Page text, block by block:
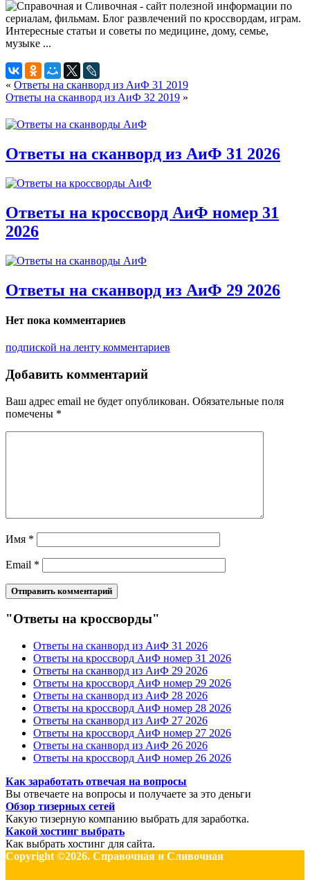
« Ответы на сканворд из АиФ 31 2019
Ответы на сканворд из АиФ 32 2019 »
Ответы на сканворд из АиФ 31 2026
Ответы на кроссворд АиФ номер 31
2026
Ответы на сканворд из АиФ 29 2026
Нет пока комментариев
подпиской на ленту комментариев
Добавить комментарий
Ваш адрес email не будет опубликован. Обязательные поля
помечены *
Имя *
Email *
"Ответы на кроссворды"
Ответы на сканворд из АиФ 31 2026
Ответы на кроссворд АиФ номер 31 2026
Ответы на сканворд из АиФ 29 2026
Ответы на кроссворд АиФ номер 29 2026
Ответы на сканворд из АиФ 28 2026
Ответы на кроссворд АиФ номер 28 2026
Ответы на сканворд из АиФ 27 2026
Ответы на кроссворд АиФ номер 27 2026
Ответы на сканворд из АиФ 26 2026
Ответы на кроссворд АиФ номер 26 2026
Как заработать отвечая на вопросы
Вы отвечаете на вопросы и получаете за это деньги
Обзор тизерных сетей
Какую тизерную компанию выбрать для заработка.
Какой хостинг выбрать
Как выбрать хостинг для сайта.
Copyright ©2026. Справочная и Сливочная